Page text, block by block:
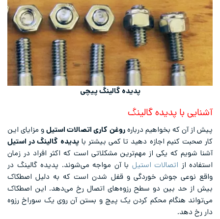
پدیده گالینگ پیچی
آشنایی با پدیده گالینگ
پیش از آن که بخواهیم دربارهروغن کاری اتصالات استیلو مزایای این
کار صحبت کنیم اجازه دهید تا کمی بیشتر باپدیده گالینگ در استیل
آشنا شویم که یکی از مهم‌ترین مشکلاتی است که اکثر افراد در زمان
استفاده از اتصالات استیل با آن مواجه می‌شوند. پدیده گالینگ در
واقع نوعی جوش خوردگی و قفل شدن است که به دلیل اصطکاک
بیش از حد بین دو سطح رزوه‌های اتصال رخ می‌دهد. این اصطکاک
می‌تواند هنگام محکم کردن یک پیچ و بستن آن روی یک سوراخ رزوه
دار رخ دهد.